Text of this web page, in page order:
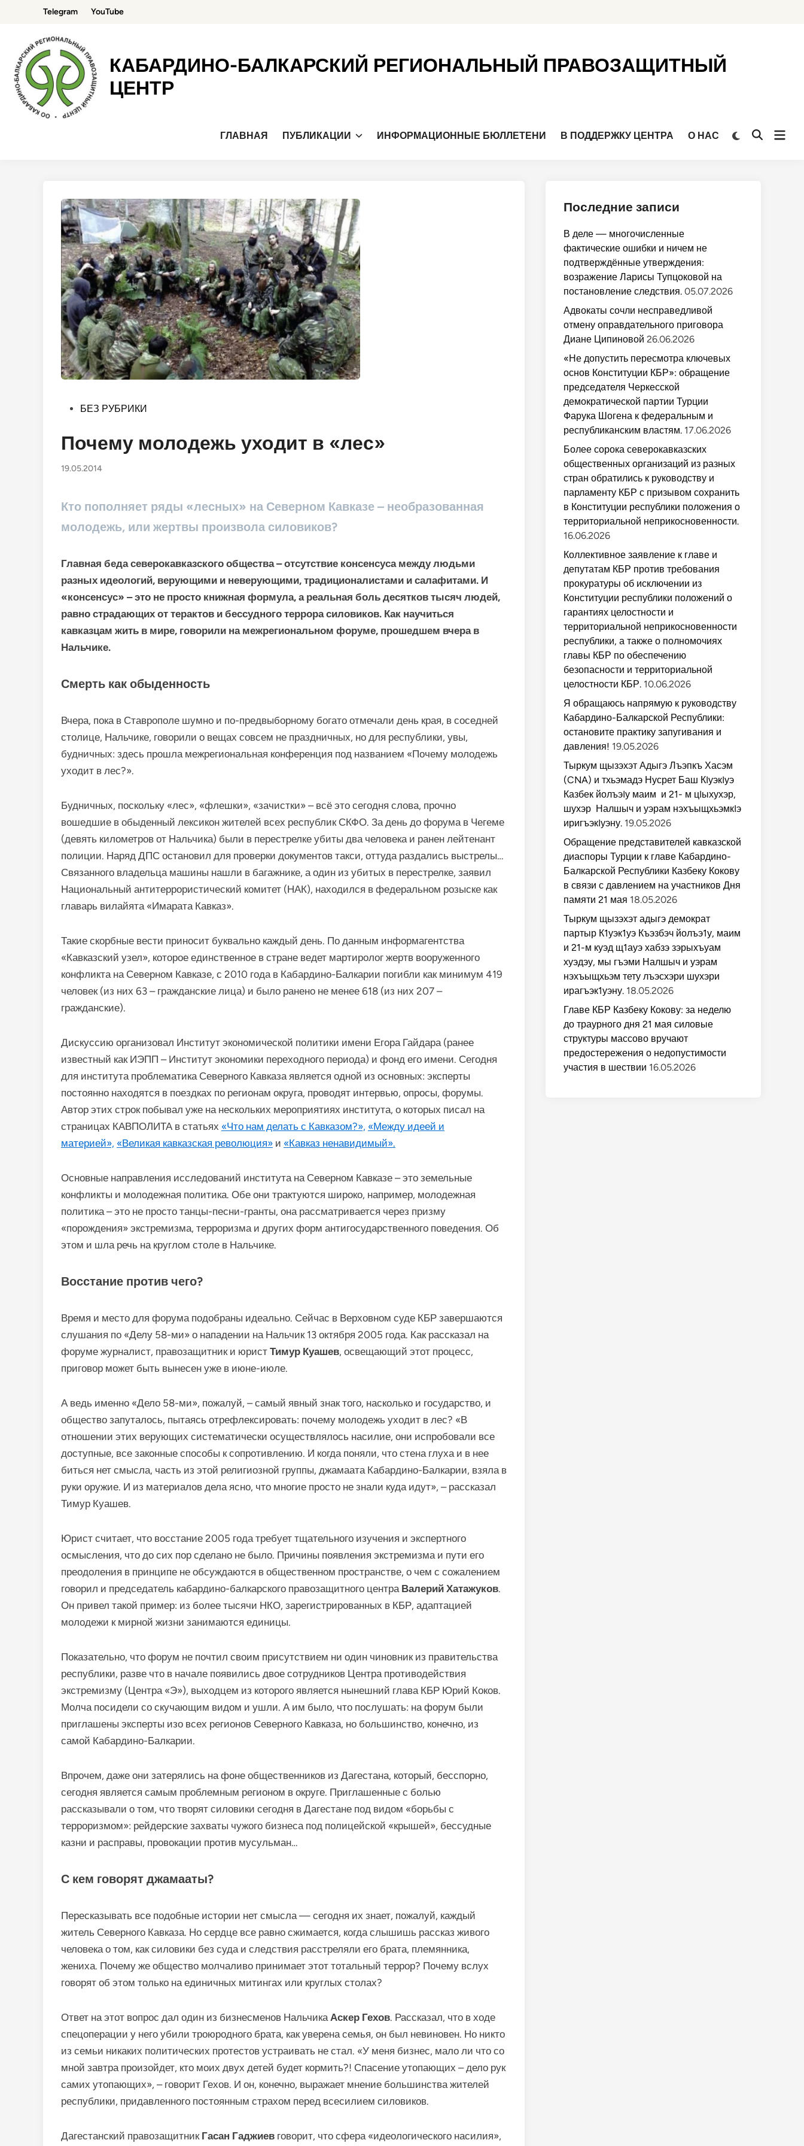
содержимому
Telegram YouTube
КАБАРДИНО-БАЛКАРСКИЙ РЕГИОНАЛЬНЫЙ ПРАВОЗАЩИТНЫЙ
ЦЕНТР
ГЛАВНАЯ ПУБЛИКАЦИИ ИНФОРМАЦИОННЫЕ БЮЛЛЕТЕНИ В ПОДДЕРЖКУ ЦЕНТРА О НАС
Переключить
Открыть
Опубликовано
БЕЗ РУБРИКИ
Почему молодежь уходит в «лес»
19.05.2014
Кто пополняет ряды «лесных» на Северном Кавказе – необразованная
молодежь, или жертвы произвола силовиков?
Главная беда северокавказского общества – отсутствие консенсуса между людьми
разных идеологий, верующими и неверующими, традиционалистами и салафитами. И
«консенсус» – это не просто книжная формула, а реальная боль десятков тысяч людей,
равно страдающих от терактов и бессудного террора силовиков. Как научиться
кавказцам жить в мире, говорили на межрегиональном форуме, прошедшем вчера в
Нальчике.
Смерть как обыденность
Вчера, пока в Ставрополе шумно и по-предвыборному богато отмечали день края, в соседней
столице, Нальчике, говорили о вещах совсем не праздничных, но для республики, увы,
будничных: здесь прошла межрегиональная конференция под названием «Почему молодежь
уходит в лес?».
Будничных, поскольку «лес», «флешки», «зачистки» – всё это сегодня слова, прочно
вошедшие в обыденный лексикон жителей всех республик СКФО. За день до форума в Чегеме
(девять километров от Нальчика) были в перестрелке убиты два человека и ранен лейтенант
полиции. Наряд ДПС остановил для проверки документов такси, оттуда раздались выстрелы…
Связанного владельца машины нашли в багажнике, а один из убитых в перестрелке, заявил
Национальный антитеррористический комитет (НАК), находился в федеральном розыске как
главарь вилайята «Имарата Кавказ».
Такие скорбные вести приносит буквально каждый день. По данным информагентства
«Кавказский узел», которое единственное в стране ведет мартиролог жертв вооруженного
конфликта на Северном Кавказе, с 2010 года в Кабардино-Балкарии погибли как минимум 419
человек (из них 63 – гражданские лица) и было ранено не менее 618 (из них 207 –
гражданские).
Дискуссию организовал Институт экономической политики имени Егора Гайдара (ранее
известный как ИЭПП – Институт экономики переходного периода) и фонд его имени. Сегодня
для института проблематика Северного Кавказа является одной из основных: эксперты
постоянно находятся в поездках по регионам округа, проводят интервью, опросы, форумы.
Автор этих строк побывал уже на нескольких мероприятиях института, о которых писал на
страницах КАВПОЛИТА в статьях «Что нам делать с Кавказом?», «Между идеей и
материей», «Великая кавказская революция» и «Кавказ ненавидимый».
Основные направления исследований института на Северном Кавказе – это земельные
конфликты и молодежная политика. Обе они трактуются широко, например, молодежная
политика – это не просто танцы-песни-гранты, она рассматривается через призму
«порождения» экстремизма, терроризма и других форм антигосударственного поведения. Об
этом и шла речь на круглом столе в Нальчике.
Восстание против чего?
Время и место для форума подобраны идеально. Сейчас в Верховном суде КБР завершаются
слушания по «Делу 58-ми» о нападении на Нальчик 13 октября 2005 года. Как рассказал на
форуме журналист, правозащитник и юрист Тимур Куашев, освещающий этот процесс,
приговор может быть вынесен уже в июне-июле.
А ведь именно «Дело 58-ми», пожалуй, – самый явный знак того, насколько и государство, и
общество запуталось, пытаясь отрефлексировать: почему молодежь уходит в лес? «В
отношении этих верующих систематически осуществлялось насилие, они испробовали все
доступные, все законные способы к сопротивлению. И когда поняли, что стена глуха и в нее
биться нет смысла, часть из этой религиозной группы, джамаата Кабардино-Балкарии, взяла в
руки оружие. И из материалов дела ясно, что многие просто не знали куда идут», – рассказал
Тимур Куашев.
Юрист считает, что восстание 2005 года требует тщательного изучения и экспертного
осмысления, что до сих пор сделано не было. Причины появления экстремизма и пути его
преодоления в принципе не обсуждаются в общественном пространстве, о чем с сожалением
говорил и председатель кабардино-балкарского правозащитного центра Валерий Хатажуков.
Он привел такой пример: из более тысячи НКО, зарегистрированных в КБР, адаптацией
молодежи к мирной жизни занимаются единицы.
Показательно, что форум не почтил своим присутствием ни один чиновник из правительства
республики, разве что в начале появились двое сотрудников Центра противодействия
экстремизму (Центра «Э»), выходцем из которого является нынешний глава КБР Юрий Коков.
Молча посидели со скучающим видом и ушли. А им было, что послушать: на форум были
приглашены эксперты изо всех регионов Северного Кавказа, но большинство, конечно, из
самой Кабардино-Балкарии.
Впрочем, даже они затерялись на фоне общественников из Дагестана, который, бесспорно,
сегодня является самым проблемным регионом в округе. Приглашенные с болью
рассказывали о том, что творят силовики сегодня в Дагестане под видом «борьбы с
терроризмом»: рейдерские захваты чужого бизнеса под полицейской «крышей», бессудные
казни и расправы, провокации против мусульман…
С кем говорят джамааты?
Пересказывать все подобные истории нет смысла — сегодня их знает, пожалуй, каждый
житель Северного Кавказа. Но сердце все равно сжимается, когда слышишь рассказ живого
человека о том, как силовики без суда и следствия расстреляли его брата, племянника,
жениха. Почему же общество молчаливо принимает этот тотальный террор? Почему вслух
говорят об этом только на единичных митингах или круглых столах?
Ответ на этот вопрос дал один из бизнесменов Нальчика Аскер Гехов. Рассказал, что в ходе
спецоперации у него убили троюродного брата, как уверена семья, он был невиновен. Но никто
из семьи никаких политических протестов устраивать не стал. «У меня бизнес, мало ли что со
мной завтра произойдет, кто моих двух детей будет кормить?! Спасение утопающих – дело рук
самих утопающих», – говорит Гехов. И он, конечно, выражает мнение большинства жителей
республики, придавленного постоянным страхом перед всесилием силовиков.
Дагестанский правозащитник Гасан Гаджиев говорит, что сфера «идеологического насилия»,
Последние записи
В деле — многочисленные
фактические ошибки и ничем не
подтверждённые утверждения:
возражение Ларисы Тупцоковой на
постановление следствия. 05.07.2026
Адвокаты сочли несправедливой
отмену оправдательного приговора
Диане Ципиновой 26.06.2026
«Не допустить пересмотра ключевых
основ Конституции КБР»: обращение
председателя Черкесской
демократической партии Турции
Фарука Шогена к федеральным и
республиканским властям. 17.06.2026
Более сорока северокавказских
общественных организаций из разных
стран обратились к руководству и
парламенту КБР с призывом сохранить
в Конституции республики положения о
территориальной неприкосновенности.
16.06.2026
Коллективное заявление к главе и
депутатам КБР против требования
прокуратуры об исключении из
Конституции республики положений о
гарантиях целостности и
территориальной неприкосновенности
республики, а также о полномочиях
главы КБР по обеспечению
безопасности и территориальной
целостности КБР. 10.06.2026
Я обращаюсь напрямую к руководству
Кабардино-Балкарской Республики:
остановите практику запугивания и
давления! 19.05.2026
Тыркум щызэхэт Адыгэ Лъэпкъ Хасэм
(CNA) и тхьэмадэ Нусрет Баш КIуэкIуэ
Казбек йолъэIу маим и 21- м цIыхухэр,
шухэр Налшыч и уэрам нэхъыщхьэмкIэ
иригъэкIуэну. 19.05.2026
Обращение представителей кавказской
диаспоры Турции к главе Кабардино-
Балкарской Республики Казбеку Кокову
в связи с давлением на участников Дня
памяти 21 мая 18.05.2026
Тыркум щызэхэт адыгэ демократ
партыр К1уэк1уэ Къэзбэч йолъэ1у, маим
и 21-м куэд щ1ауэ хабзэ зэрыхъуам
хуэдэу, мы гъэми Налшыч и уэрам
нэхъыщхьэм тету лъэсхэри шухэри
ирагъэк1уэну. 18.05.2026
Главе КБР Казбеку Кокову: за неделю
до траурного дня 21 мая силовые
структуры массово вручают
предостережения о недопустимости
участия в шествии 16.05.2026